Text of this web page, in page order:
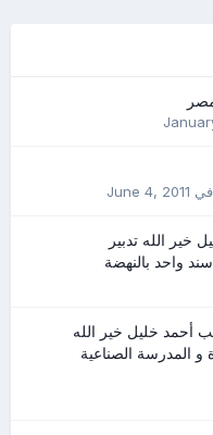
June 4, 2011
الله تدبير
واحد بالنهضة
أحمد خليل خير الله
المدرسة الصناعية